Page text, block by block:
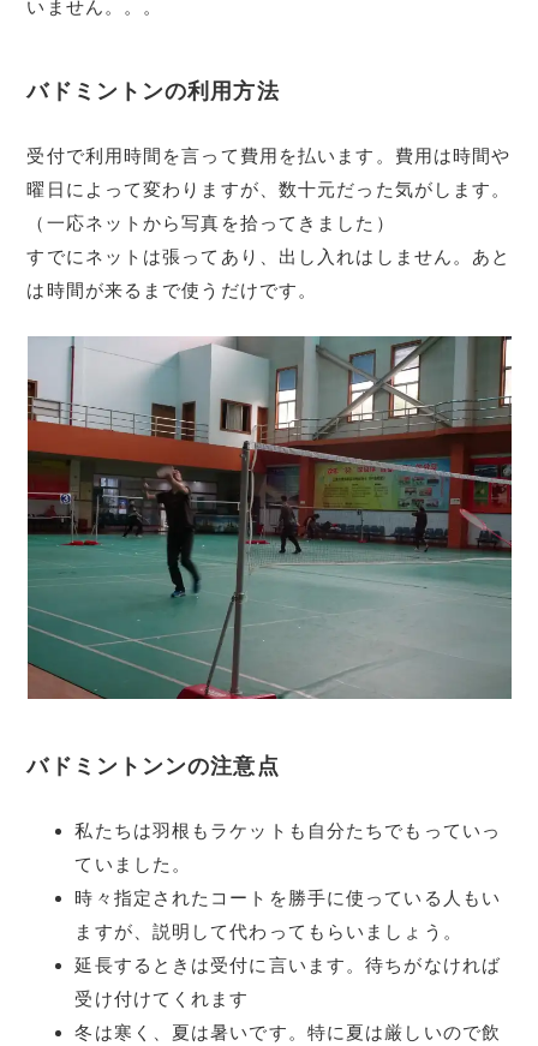
いません。。。
バドミントンの利用方法
受付で利用時間を言って費用を払います。費用は時間や
曜日によって変わりますが、数十元だった気がします。
（一応ネットから写真を拾ってきました）
すでにネットは張ってあり、出し入れはしません。あと
は時間が来るまで使うだけです。
バドミントンンの注意点
私たちは羽根もラケットも自分たちでもっていっ
ていました。
時々指定されたコートを勝手に使っている人もい
ますが、説明して代わってもらいましょう。
延長するときは受付に言います。待ちがなければ
受け付けてくれます
冬は寒く、夏は暑いです。特に夏は厳しいので飲